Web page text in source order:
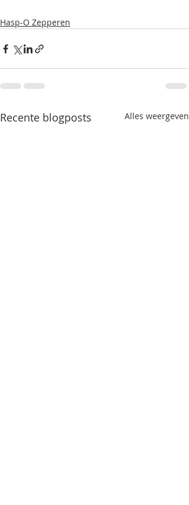
Hasp-O Zepperen
Recente blogposts Alles weergeven